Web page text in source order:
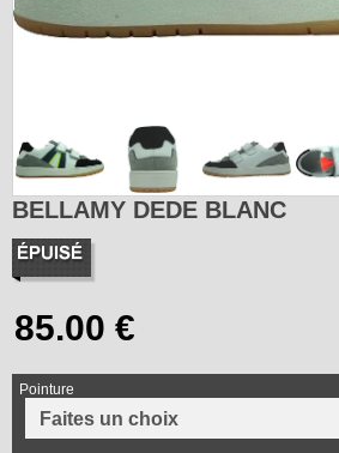
BELLAMY DEDE BLANC
Pointure